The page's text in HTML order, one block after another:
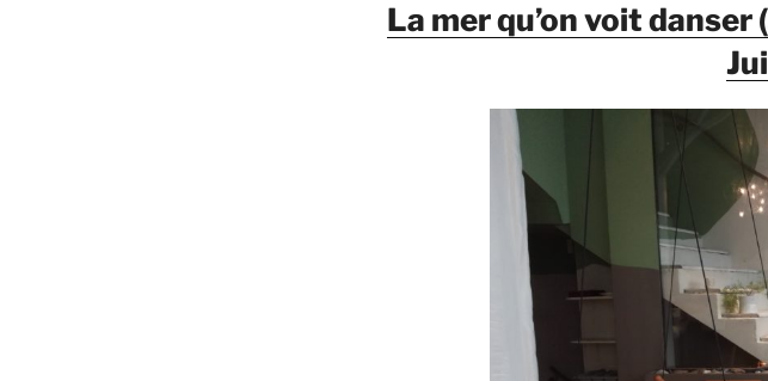
La mer qu’on voit